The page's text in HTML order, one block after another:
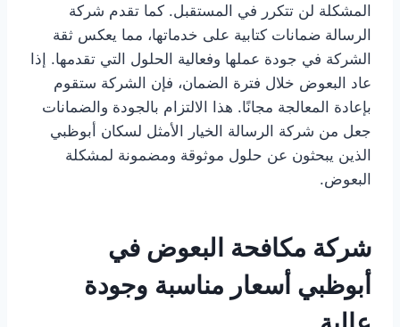
المشكلة لن تتكرر في المستقبل. كما تقدم شركة
الرسالة ضمانات كتابية على خدماتها، مما يعكس ثقة
الشركة في جودة عملها وفعالية الحلول التي تقدمها. إذا
عاد البعوض خلال فترة الضمان، فإن الشركة ستقوم
بإعادة المعالجة مجانًا. هذا الالتزام بالجودة والضمانات
جعل من شركة الرسالة الخيار الأمثل لسكان أبوظبي
الذين يبحثون عن حلول موثوقة ومضمونة لمشكلة
البعوض.
شركة مكافحة البعوض في
أبوظبي أسعار مناسبة وجودة